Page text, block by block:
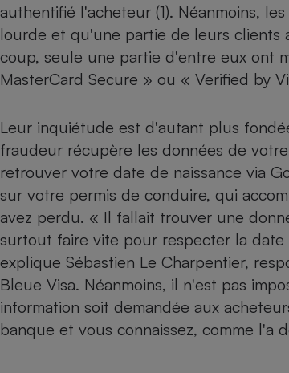
authentifié l'acheteur (1). Néanmoins,
lourde et qu'une partie de leurs clients
coup, seule une partie d'entre eux ont
MasterCard Secure » ou « Verified by
Leur inquiétude est d'autant plus
fraudeur récupère les données de
retrouver votre date de naissance via
sur votre permis de conduire, qui
avez perdu. « Il fallait trouver une
surtout faire vite pour respecter la date
explique Sébastien Le Charpentier,
Bleue Visa. Néanmoins, il n'est pas
information soit demandée aux
banque et vous connaissez, comme l'a